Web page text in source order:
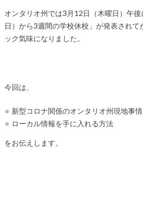
オンタリオ州では3月12日（木曜日）午
日）から3週間の学校休校」が発表されて
ック気味になりました。
今回は、
新型コロナ関係のオンタリオ州現地事情
ローカル情報を手に入れる方法
をお伝えします。